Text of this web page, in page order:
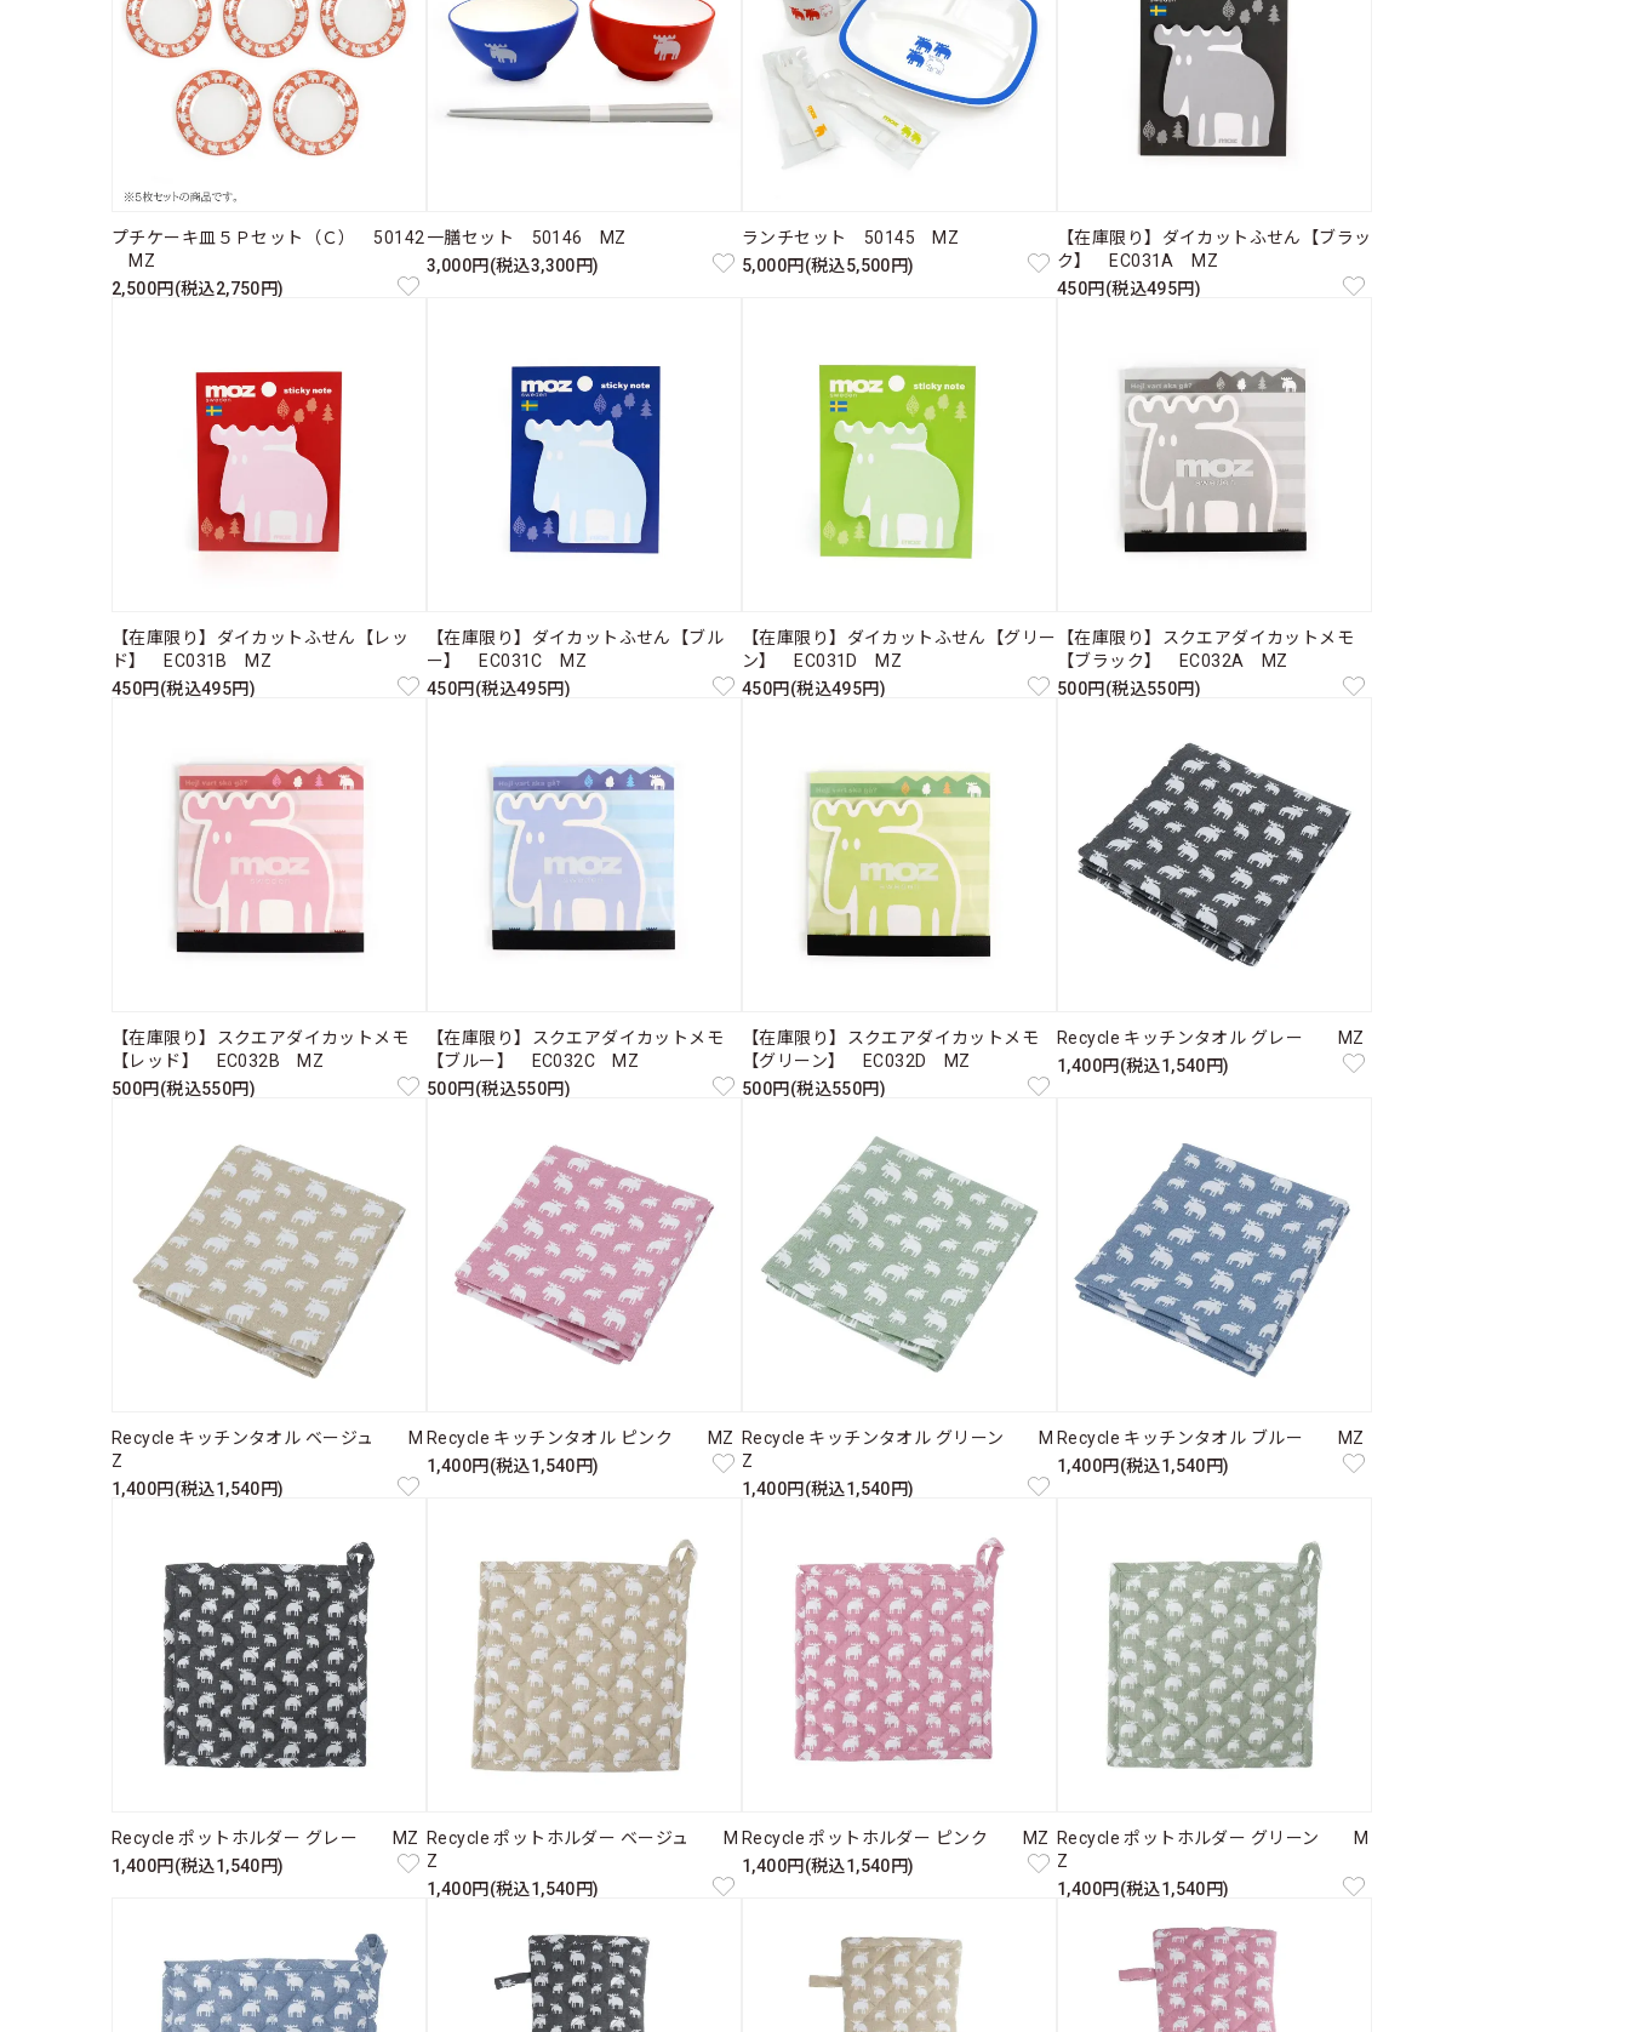
プチケーキ皿５Ｐセット（Ｃ） 50142
MZ
2,500円(税込2,750円)
一膳セット 50146 MZ
3,000円(税込3,300円)
ランチセット 50145 MZ
5,000円(税込5,500円)
【在庫限り】ダイカットふせん【ブラッ
ク】 EC031A MZ
450円(税込495円)
【在庫限り】ダイカットふせん【レッ
ド】 EC031B MZ
450円(税込495円)
【在庫限り】ダイカットふせん【ブル
ー】 EC031C MZ
450円(税込495円)
【在庫限り】ダイカットふせん【グリー
ン】 EC031D MZ
450円(税込495円)
【在庫限り】スクエアダイカットメモ
【ブラック】 EC032A MZ
500円(税込550円)
【在庫限り】スクエアダイカットメモ
【レッド】 EC032B MZ
500円(税込550円)
【在庫限り】スクエアダイカットメモ
【ブルー】 EC032C MZ
500円(税込550円)
【在庫限り】スクエアダイカットメモ
【グリーン】 EC032D MZ
500円(税込550円)
Recycle キッチンタオル グレー MZ
1,400円(税込1,540円)
Recycle キッチンタオル ベージュ M
Z
1,400円(税込1,540円)
Recycle キッチンタオル ピンク MZ
1,400円(税込1,540円)
Recycle キッチンタオル グリーン M
Z
1,400円(税込1,540円)
Recycle キッチンタオル ブルー MZ
1,400円(税込1,540円)
Recycle ポットホルダー グレー MZ
1,400円(税込1,540円)
Recycle ポットホルダー ベージュ M
Z
1,400円(税込1,540円)
Recycle ポットホルダー ピンク MZ
1,400円(税込1,540円)
Recycle ポットホルダー グリーン M
Z
1,400円(税込1,540円)